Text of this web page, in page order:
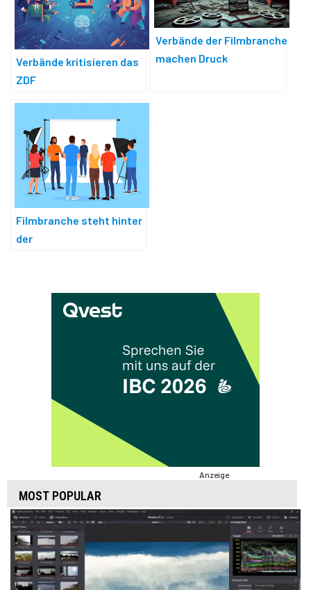
Verbände kritisieren das
ZDF
Verbände der Filmbranche
machen Druck
Filmbranche steht hinter
der
Anzeige
MOST POPULAR